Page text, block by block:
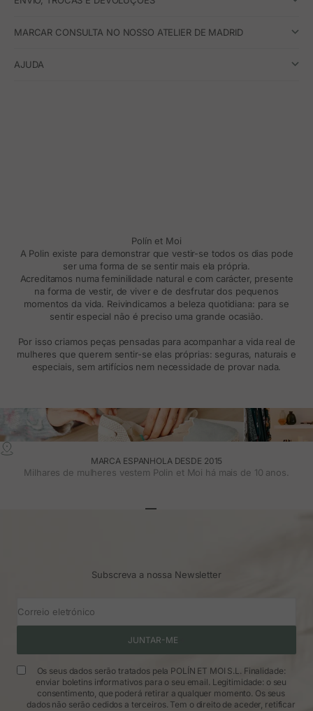
MARCAR CONSULTA NO NOSSO ATELIER DE MADRID
AJUDA
Polín et Moi
A Polin existe para demonstrar que vestir-se todos os dias pode
ser uma forma de se sentir mais ela própria.
Acreditamos numa feminilidade natural e com carácter, presente
na forma de vestir, de viver e de desfrutar dos pequenos
momentos da vida. Reivindicamos a beleza quotidiana: para se
sentir especial não é preciso uma grande ocasião.
Por isso criamos peças pensadas para acompanhar a vida real de
mulheres que querem sentir-se elas próprias: seguras, naturais e
especiais, sem artifícios nem necessidade de provar nada.
MARCA ESPANHOLA DESDE 2015
Milhares de mulheres vestem Polin et Moi há mais de 10 anos.
Subscreva a nossa Newsletter
Correio eletrónico
JUNTAR-ME
Os seus dados serão tratados pela POLÍN ET MOI S.L. Finalidade:
enviar boletins informativos para o seu email. Legitimidade: o seu
consentimento, que poderá retirar a qualquer momento. Os seus
dados não serão cedidos a terceiros. Tem o direito de aceder, retificar